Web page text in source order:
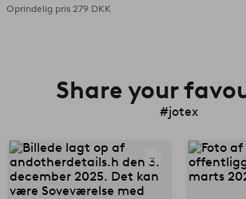
Oprindelig pris 279 DKK
Share your
#jotex